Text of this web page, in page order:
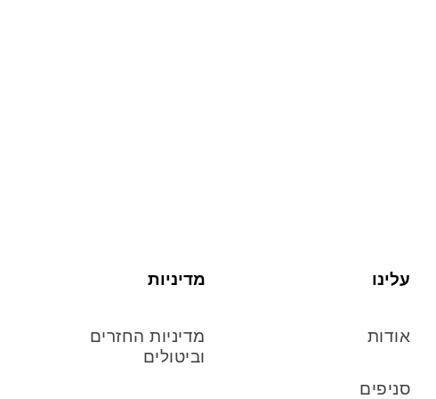
מדיניות
מדיניות החזרים
וביטולים
עלינו
אודות
סניפים